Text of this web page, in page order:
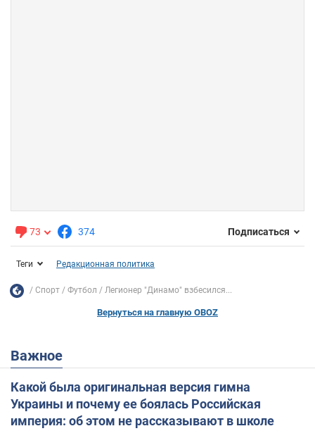
73 374 Подписаться
Теги Редакционная политика
Спорт Футбол Легионер "Динамо" взбесился...
Вернуться на главную OBOZ
Важное
Какой была оригинальная версия гимна
Украины и почему ее боялась Российская
империя: об этом не рассказывают в школе